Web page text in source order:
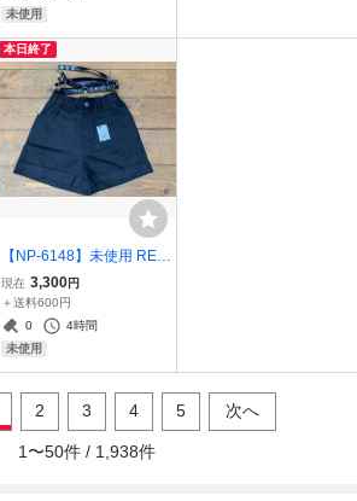
未使用
本日終了
【NP-6148】未使用 REF
LEM ハーネス付きベルト
ショートパンツ ブラック
系 サイズFree 地雷 同梱
可【千円市場】
現在 3,300円
＋送料600円
0
4時間
未使用
2 3 4 5 次へ
1 〜50件 / 1,938件